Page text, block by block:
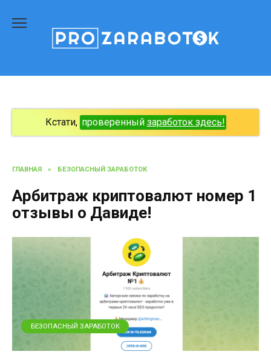
содержанию
Кстати, проверенный заработок здесь!
ГЛАВНАЯ » БЕЗОПАСНЫЙ ЗАРАБОТОК
Арбитраж криптовалют номер 1
отзывы о Давиде!
БЕЗОПАСНЫЙ ЗАРАБОТОК